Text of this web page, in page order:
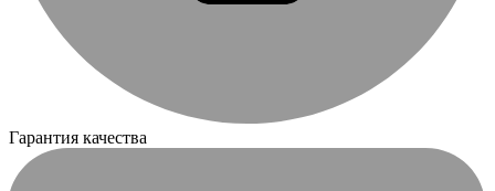
Гарантия качества